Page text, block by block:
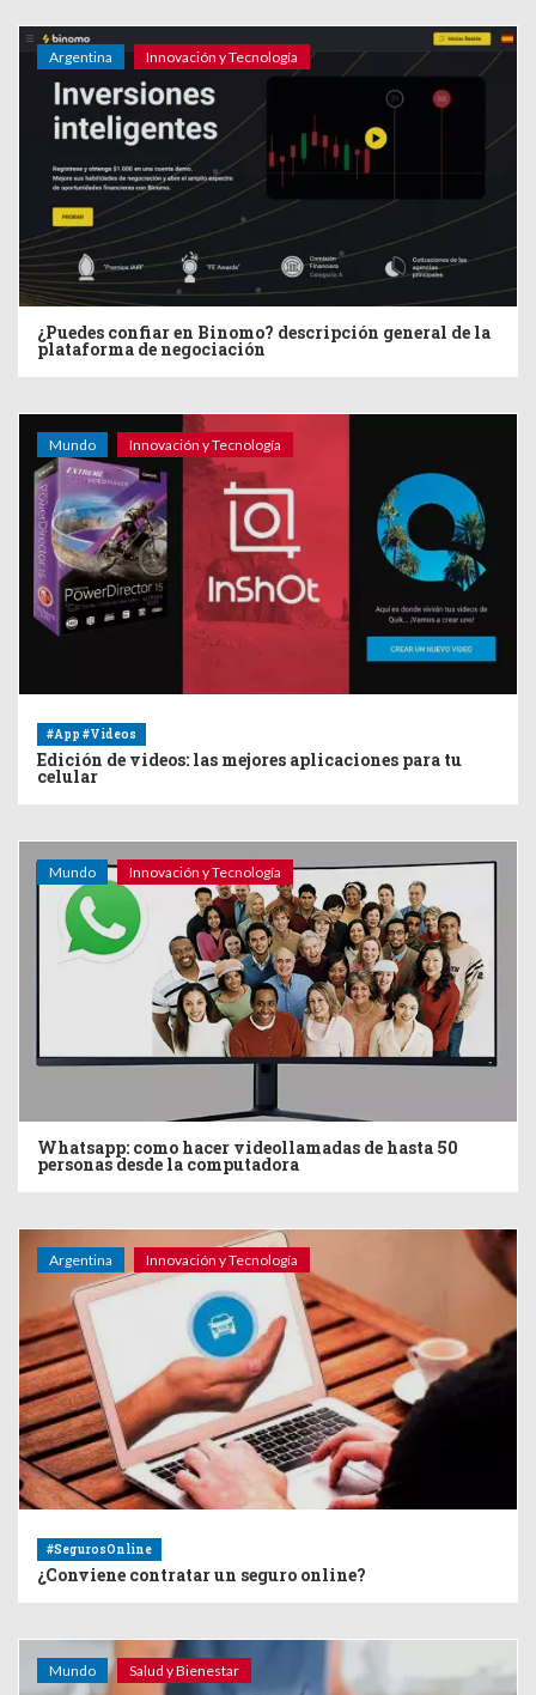
Argentina Innovación y Tecnología
¿Puedes confiar en Binomo? descripción general de la
plataforma de negociación
Mundo Innovación y Tecnología
#App #Videos
Edición de videos: las mejores aplicaciones para tu
celular
Mundo Innovación y Tecnología
Whatsapp: como hacer videollamadas de hasta 50
personas desde la computadora
Argentina Innovación y Tecnología
#SegurosOnline
¿Conviene contratar un seguro online?
Mundo Salud y Bienestar